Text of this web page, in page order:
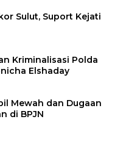
Sulut, Suport Kejati
Kriminalisasi Polda
Elshaday
Mewah dan Dugaan
di BPJN